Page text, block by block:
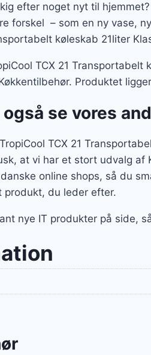
efter noget nyt til
forskel – som en ny vase,
køleskab 21liter
TCX 21
Produktet
også se vores
TCX 21
at vi har et stort udvalg
online shops, så du
produkt, du leder efter.
nye IT produkter på side,